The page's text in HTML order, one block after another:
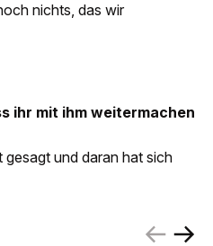
nichts, das wir
ihr mit ihm weitermachen
und daran hat sich